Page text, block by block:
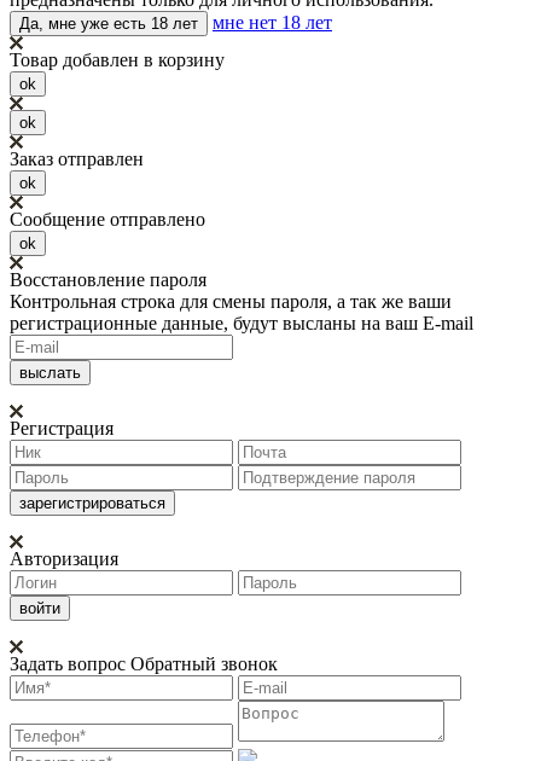
Да, мне уже есть 18 лет
мне нет 18 лет
Товар добавлен в корзину
ok
ok
Заказ отправлен
ok
Сообщение отправлено
ok
Восстановление пароля
Контрольная строка для смены пароля, а так же ваши
регистрационные данные, будут высланы на ваш E-mail
Регистрация
Авторизация
Задать вопрос Обратный звонок